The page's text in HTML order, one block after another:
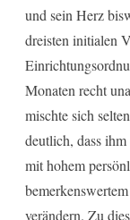
und sein Herz
dreisten initialen
Monaten recht
mischte sich
deutlich, dass
mit hohem
verändern. Zu